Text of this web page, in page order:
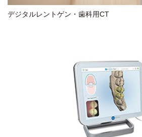
デジタルレントゲン・歯科用CT